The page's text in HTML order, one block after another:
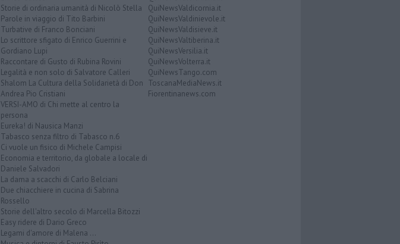
Storie di ordinaria umanità di Nicolò Stella
Parole in viaggio di Tito Barbini
Turbative di Franco Bonciani
Lo scrittore sfigato di Enrico Guerrini e
Gordiano Lupi
Raccontare di Gusto di Rubina Rovini
Legalità e non solo di Salvatore Calleri
Shalom La Cultura della Solidarietà di Don
Andrea Pio Cristiani
VERSI-AMO di Chi mette al centro la
persona
Eureka! di Nausica Manzi
Tabasco senza filtro di Tabasco n.6
Ci vuole un fisico di Michele Campisi
Economia e territorio, da globale a locale di
Daniele Salvadori
La dama a scacchi di Carlo Belciani
Due chiacchiere in cucina di Sabrina
Rossello
Storie dell'altro secolo di Marcella Bitozzi
Easy ridere di Dario Greco
Legami d'amore di Malena ...
QuiNewsValdicornia.it
QuiNewsValdinievole.it
QuiNewsValdisieve.it
QuiNewsValtiberina.it
QuiNewsVersilia.it
QuiNewsVolterra.it
QuiNewsTango.com
ToscanaMediaNews.it
Fiorentinanews.com